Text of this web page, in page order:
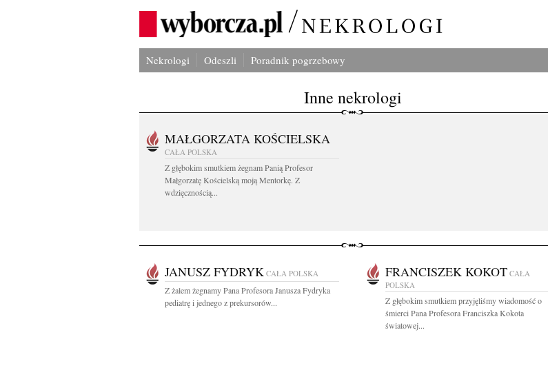
Nekrologi Odeszli Poradnik pogrzebowy
Inne nekrologi
MAŁGORZATA KOŚCIELSKA
CAŁA POLSKA
Z głębokim smutkiem żegnam Panią Profesor
Małgorzatę Kościelską moją Mentorkę. Z
wdzięcznością...
JANUSZ FYDRYK CAŁA POLSKA
Z żalem żegnamy Pana Profesora Janusza Fydryka
pediatrę i jednego z prekursorów...
FRANCISZEK KOKOT CAŁA
POLSKA
Z głębokim smutkiem przyjęliśmy wiadomość o
śmierci Pana Profesora Franciszka Kokota
światowej...